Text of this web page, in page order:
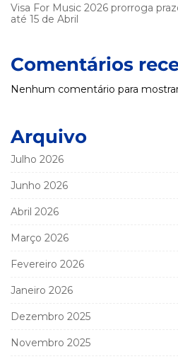
Visa For Music 2026 prorroga
até 15 de Abril
Comentários
Nenhum comentário para
Arquivo
Julho 2026
Junho 2026
Abril 2026
Março 2026
Fevereiro 2026
Janeiro 2026
Dezembro 2025
Novembro 2025